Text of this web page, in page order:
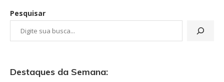
Pesquisar
Destaques da Semana: